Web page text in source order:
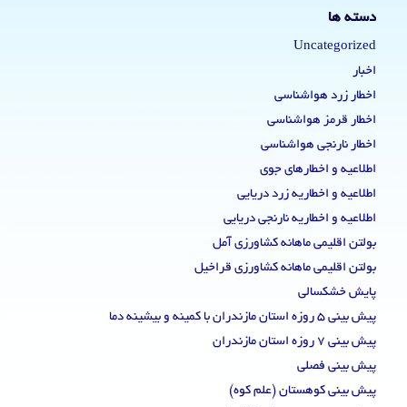
دسته ها
Uncategorized
اخبار
اخطار زرد هواشناسی
اخطار قرمز هواشناسی
اخطار نارنجی هواشناسی
اطلاعیه و اخطارهای جوی
اطلاعیه و اخطاریه زرد دریایی
اطلاعیه و اخطاریه نارنجی دریایی
بولتن اقلیمی ماهانه کشاورزی آمل
بولتن اقلیمی ماهانه کشاورزی قراخیل
پایش خشکسالی
پیش بینی 5 روزه استان مازندران با کمینه و بیشینه دما
پیش بینی 7 روزه استان مازندران
پیش بینی فصلی
پیش بینی کوهستان (علم کوه)